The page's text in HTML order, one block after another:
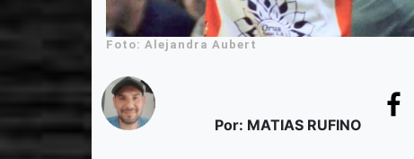
Foto: Alejandra Aubert
Por: MATIAS RUFINO